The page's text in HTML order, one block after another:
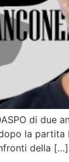
di due
la
della […]